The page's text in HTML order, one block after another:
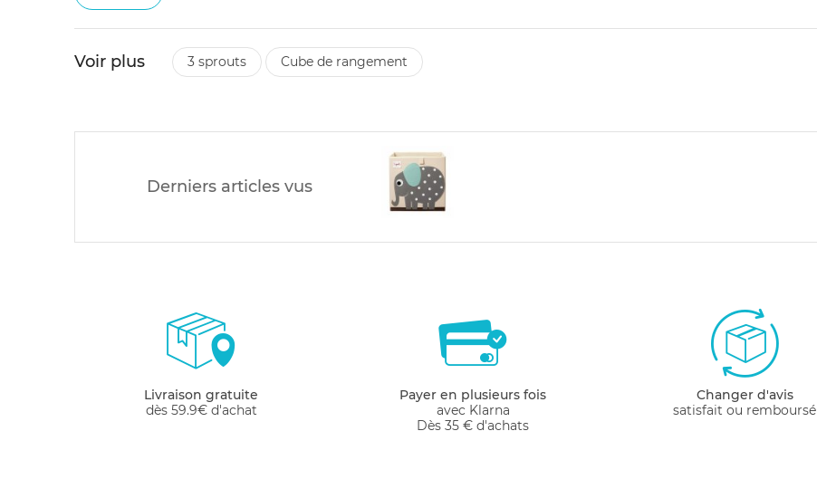
Voir plus 3 sprouts cube de rangement
Derniers articles vus
Livraison gratuite
dès 59.9€ d'achat
Payer en plusieurs fois
avec Klarna
Dès 35 € d'achats
Changer d'avis
satisfait ou remboursé